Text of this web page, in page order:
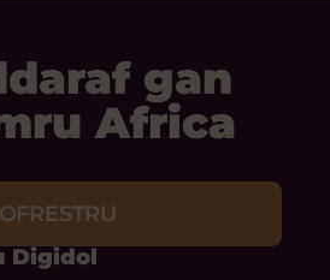
gan
Africa
Digidol